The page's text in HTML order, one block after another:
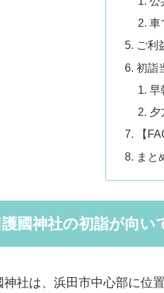
車
ご利
初詣
早
夕
【
まと
國神社の初詣が向い
神社は、浜田市中心部に位